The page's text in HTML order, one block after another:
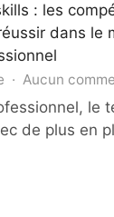
: les
dans le
Aucun
le
de plus en